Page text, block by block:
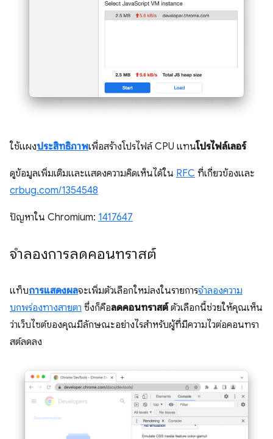
ใช้แผงประสิทธิภาพเพื่อสร้างโปรไฟล์ CPU แทนโปรไฟล์เลอร์
ดูข้อมูลเพิ่มเติมและแสดงความคิดเห็นได้ใน RFC ที่เกี่ยวข้องและ
crbug.com/1354548
ปัญหาใน Chromium: 1417647
จำลองการลดคอนทราสต์
แท็บการแสดงผลจะเพิ่มตัวเลือกใหม่ลงในรายการจำลองความ
บกพร่องทางสายตา ซึ่งก็คือลดคอนทราสต์ตัวเลือกนี้ช่วยให้คุณเห็น
ว่าเว็บไซต์ของคุณมีลักษณะอย่างไรสำหรับผู้ที่มีความไวต่อคอนทรา
สต์ลดลง